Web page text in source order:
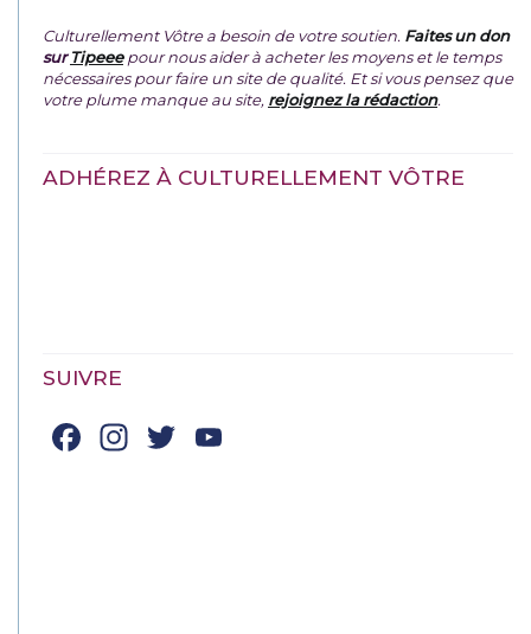
Culturellement Vôtre a besoin de votre soutien. Faites un don
surTipeeepour nous aider à acheter les moyens et le temps
nécessaires pour faire un site de qualité. Et si vous pensez que
votre plume manque au site, rejoignez la rédaction.
ADHÉREZ À CULTURELLEMENT VÔTRE
SUIVRE
Facebook
Instagram
Twitter